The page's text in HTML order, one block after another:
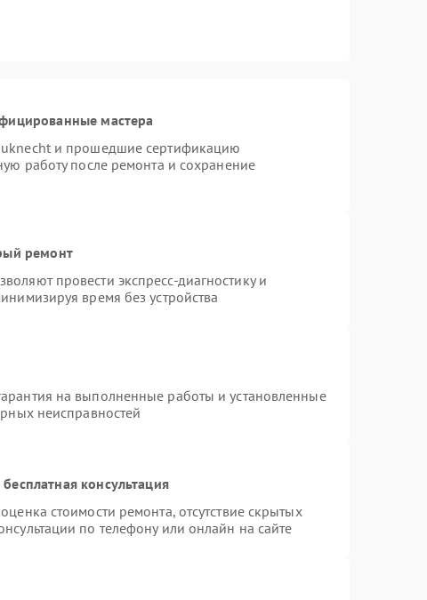
мастера
и прошедшие сертификацию
работу после ремонта и сохранение
ремонт
провести экспресс-диагностику и
время без устройства
на выполненные работы и установленные
неисправностей
консультация
стоимости ремонта, отсутствие скрытых
по телефону или онлайн на сайте